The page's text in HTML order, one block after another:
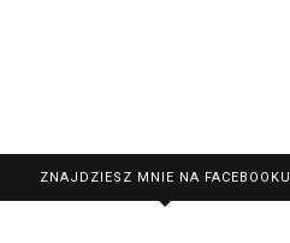
ZNAJDZIESZ MNIE NA FACEBOOKU